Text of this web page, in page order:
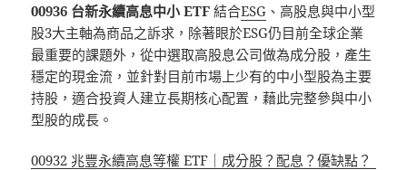
00936 台新永續高息中小 ETF 結合ESG 、高股息與中小型
股3大主軸為商品之訴求，除著眼於ESG仍目前全球企業
最重要的課題外，從中選取高股息公司做為成分股，產生
穩定的現金流，並針對目前市場上少有的中小型股為主要
持股，適合投資人建立長期核心配置，藉此完整參與中小
型股的成長。
00932 兆豐永續高息等權 ETF｜成分股？配息？優缺點？